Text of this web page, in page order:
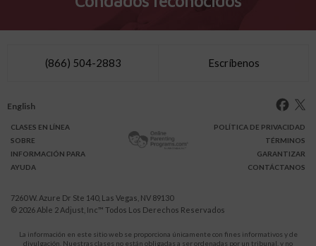
(866) 504-2883 Escríbenos
English
CLASES EN LÍNEA
SOBRE
INFORMACIÓN PARA
AYUDA
POLÍTICA DE PRIVACIDAD
TÉRMINOS
GARANTIZAR
CONTÁCTANOS
7260 W. Azure Dr Ste 140, Las Vegas, NV 89130
© 2026 Able 2 Adjust, Inc™ Todos Los Derechos Reservados
La información en este sitio web se proporciona únicamente con fines informativos y de
divulgación. Nuestras clases no están obligadas a ser ordenadas por un tribunal, y no